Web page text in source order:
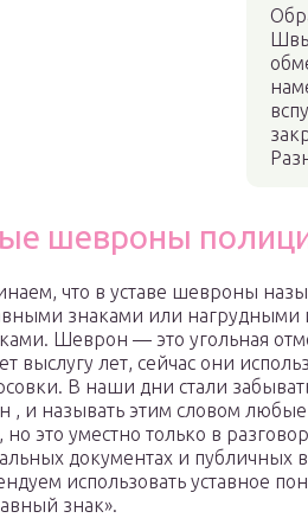
шевроны
что в уставе шевроны
знаками или нагрудными
Шеврон — это угольная
выслугу лет, сейчас они
В наши дни стали
, и называть этим словом
это уместно только в
документах и публичных
использовать уставное
знак».